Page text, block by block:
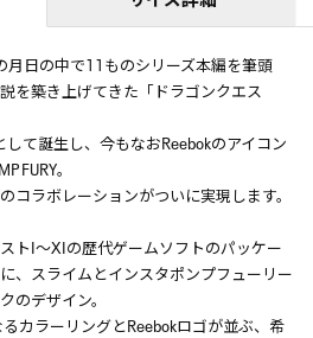
日の中で11ものシリーズ本編を筆頭
を築き上げてきた「ドラゴンクエス
て誕生し、今もなおReebokのアイコン
FURY。
コラボレーションがついに実現します。
トI～XIの歴代ゲームソフトのパッケー
、スライムとインスタポンプフューリー
のデザイン。
カラーリングとReebokロゴが並ぶ、希